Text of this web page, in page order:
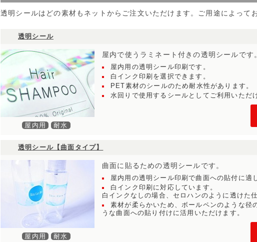
透明シールはどの素材もネットからご注文いただけます。ご用途によって
透明シール
屋内用 耐水
屋内で使うラミネート付きの透明シールです
屋内用の透明シール印刷です。
白インク印刷を選択できます。
PET素材のシールのため耐水性があります。
水回りで使用するシールとしてご利用いただ
透明シール【曲面タイプ】
屋内用 耐水
曲面に貼るための透明シールです。
屋内用の透明シール印刷で曲面への貼付に適
白インク印刷に対応しています。
白インクなしの場合、セロハンのように透けた
素材が柔らかいため、ボールペンのような径
うな曲面への貼り付けに活用いただけます。